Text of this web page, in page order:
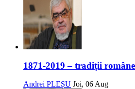
1871-2019 – tradiții
Andrei PLEȘU Joi, 06 Aug